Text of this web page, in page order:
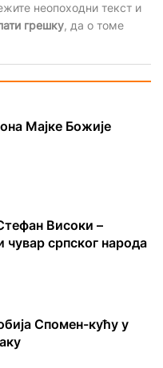
неопоходни текст и
грешку, да о томе
Мајке Божије
Високи –
чувар српског народа
Спомен-кућу у